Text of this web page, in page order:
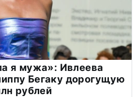
я мужа»: Ивлеева
Бегаку дорогущую
рублей